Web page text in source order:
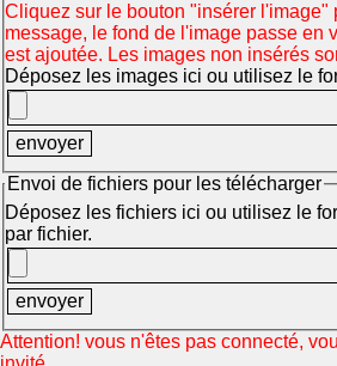
Cliquez sur le bouton "insérer l'image"
message, le fond de l'image passe en
est ajoutée. Les images non insérés
Déposez les images ici ou utilisez le
Envoi de fichiers pour les télécharger
Déposez les fichiers ici ou utilisez le
par fichier.
Attention! vous n'êtes pas connecté,